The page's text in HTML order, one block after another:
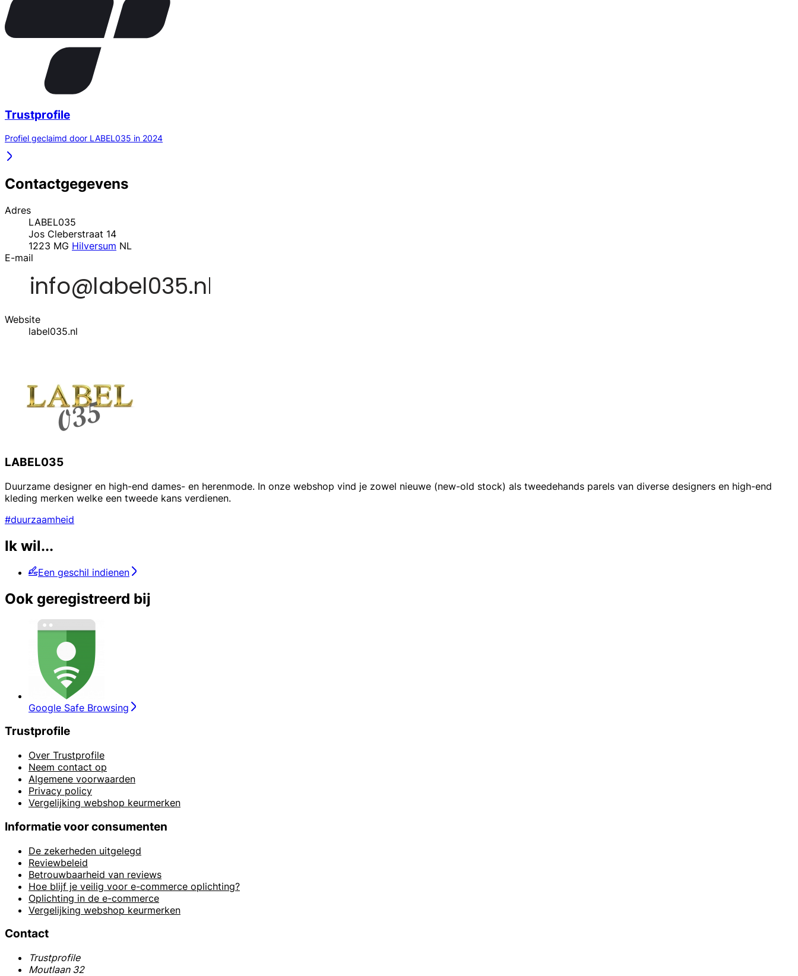
Trustprofile
Profiel geclaimd door LABEL035 in 2024
Contactgegevens
Adres
LABEL035
Jos Cleberstraat 14
1223 MG Hilversum NL
E-mail
Website
label035.nl
LABEL035
Duurzame designer en high-end dames- en herenmode. In onze webshop vind je zowel nieuwe (new-old stock) als tweedehands parels van diverse designers en high-end
kleding merken welke een tweede kans verdienen.
#duurzaamheid
Ik wil...
Een geschil indienen
Ook geregistreerd bij
Google Safe Browsing
Trustprofile
Over Trustprofile
Neem contact op
Algemene voorwaarden
Privacy policy
Vergelijking webshop keurmerken
Informatie voor consumenten
De zekerheden uitgelegd
Reviewbeleid
Betrouwbaarheid van reviews
Hoe blijf je veilig voor e-commerce oplichting?
Oplichting in de e-commerce
Vergelijking webshop keurmerken
Contact
Trustprofile
Moutlaan 32